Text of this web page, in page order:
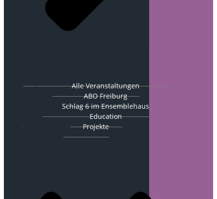
Alle Veranstaltungen
ABO Freiburg
Schlag 6 im Ensemblehaus
Education
Projekte